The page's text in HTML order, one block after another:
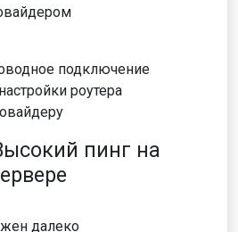
подключение
роутера
пинг на
далеко